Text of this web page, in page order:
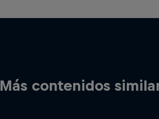
Más contenidos